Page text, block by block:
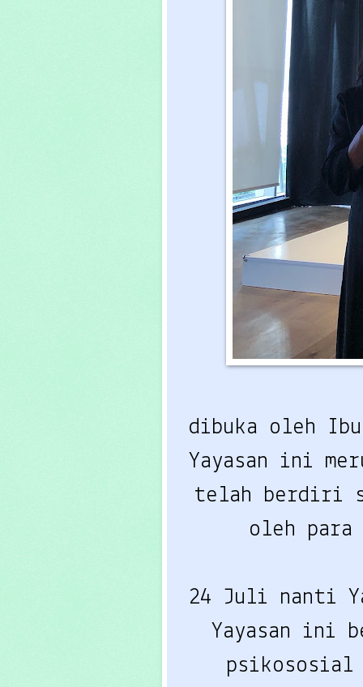
dibuka oleh
Yayasan ini
telah berdiri
oleh
24 Juli nanti
Yayasan ini
psikososial